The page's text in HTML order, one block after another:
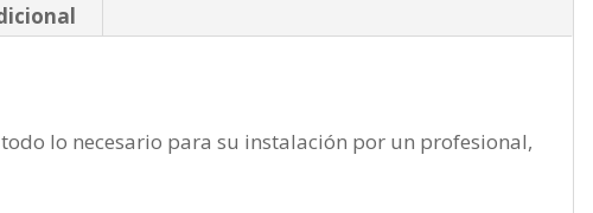
lo necesario para su instalación por un profesional,